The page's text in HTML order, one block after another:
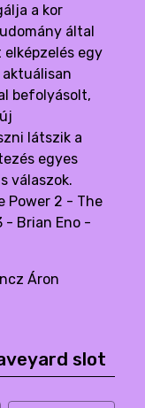
a kor
által
egy
befolyásolt,
látszik a
egyes
válaszok.
Power 2 - The
- Brian Eno -
Áron
slot